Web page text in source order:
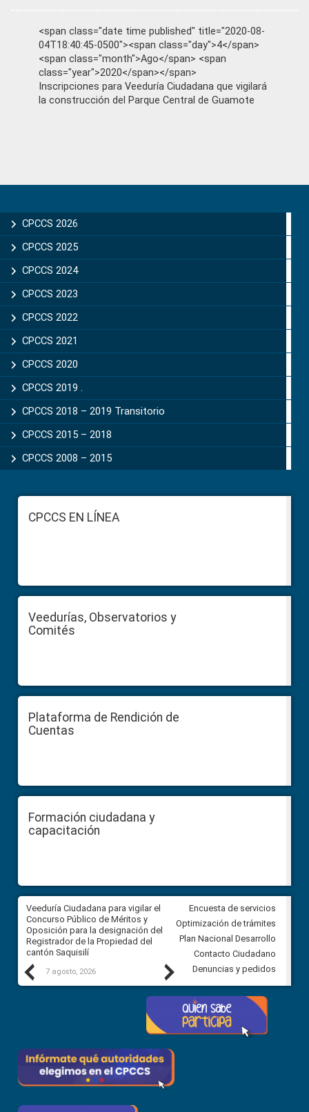
<span class="date time published" title="2020-08-
04T18:40:45-0500"><span class="day">4</span>
<span class="month">Ago</span> <span
class="year">2020</span></span>
Inscripciones para Veeduría Ciudadana que vigilará
la construcción del Parque Central de Guamote
Sidebar
CPCCS 2026
CPCCS 2025
CPCCS 2024
CPCCS 2023
CPCCS 2022
CPCCS 2021
CPCCS 2020
CPCCS 2019 .
CPCCS 2018 – 2019 Transitorio
CPCCS 2015 – 2018
CPCCS 2008 – 2015
FooterCPCCS EN LÍNEA
Veedurías, Observatorios y
Comités
Plataforma de Rendición de
Cuentas
Formación ciudadana y
capacitación
Previous
Veeduría Ciudadana para vigilar el
Concurso Público de Méritos y
Oposición para la designación del
Registrador de la Propiedad del
cantón Saquisilí
7 agosto, 2026
Veeduría Ciudadana para
construcción del asfaltado de
Ballenita del cantón Santa
7 agosto, 2026
Next
Encuesta de servicios
Optimización de trámites
Plan Nacional Desarrollo
Contacto Ciudadano
Denuncias y pedidos